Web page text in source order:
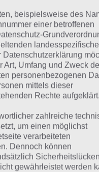
Flugzeug
sein, aber mit der
Reiz von Aces of the
für zwischendurch,
dabei allerdings
hat. Die Grafik ist im
rüber. Für Android
Für iOS müssen
immernoch In
beispielsweise des
einer betroffenen
Art, Umfang und Zweck
personenbezogenen
mittels dieser
Rechte aufgeklärt.
zahlreiche
um einen möglichst
verarbeiteten
Dennoch können
gewährleistet werden